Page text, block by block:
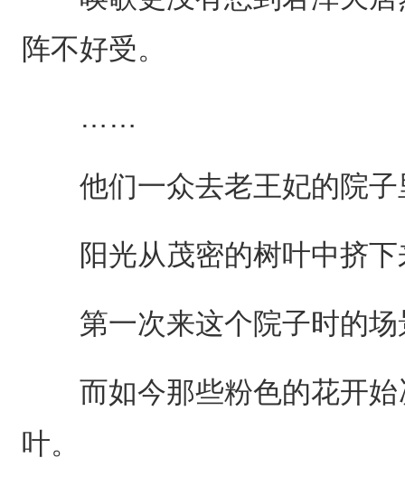
阵不好受。
……
他们一众去老王妃的院子
阳光从茂密的树叶中挤下
第一次来这个院子时的场
而如今那些粉色的花开始
叶。